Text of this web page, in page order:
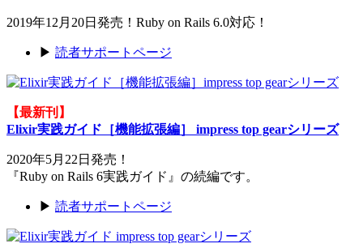
2019年12月20日発売！Ruby on Rails 6.0対応！
▶ 読者サポートページ
【最新刊】
Elixir実践ガイド［機能拡張編］ impress top gearシリーズ
2020年5月22日発売！
『Ruby on Rails 6実践ガイド』の続編です。
▶ 読者サポートページ